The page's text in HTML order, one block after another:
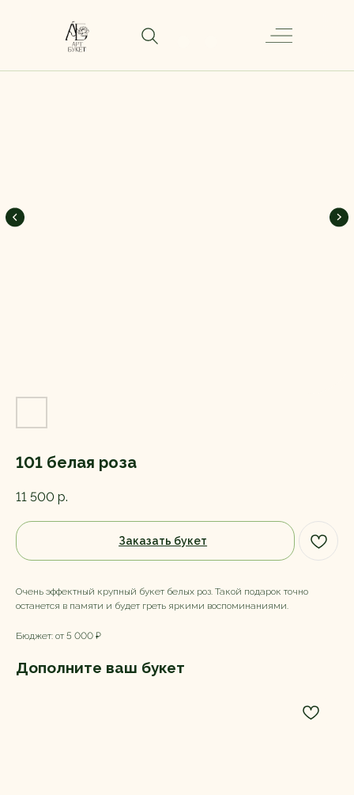
101 белая роза
11 500 р.
Заказать букет
Очень эффектный крупный букет белых роз. Такой подарок точно
останется в памяти и будет греть яркими воспоминаниями.
Бюджет: от 5 000 ₽
Дополните ваш букет